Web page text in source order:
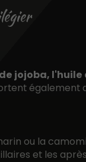
jojoba,
ou la
et les